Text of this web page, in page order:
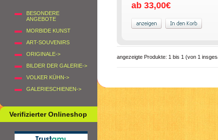
BESONDERE
ANGEBOTE
MORBIDE KUNST
ART-SOUVENIRS
ORIGINALE->
BILDER DER GALERIE->
VOLKER KÜHN->
GALERIESCHIENEN->
Verifizierter Onlineshop
ab 33,00€
angezeigte Produkte: 1 bis 1 (von 1